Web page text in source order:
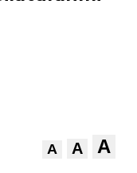
A A A